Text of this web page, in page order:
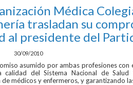
Médica
trasladan su
al presidente del
30/09/2010
asumido por ambas profesiones con
calidad del Sistema Nacional de
médicos y enfermeros, y garantizando